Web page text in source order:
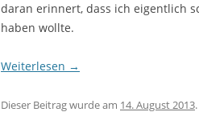
daran erinnert, dass ich eigentlich
haben wollte.
Weiterlesen →
Dieser Beitrag wurde am 14. August 2013.